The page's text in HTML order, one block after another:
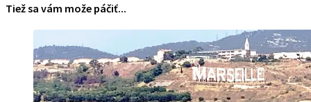
Tiež sa vám može páčiť...